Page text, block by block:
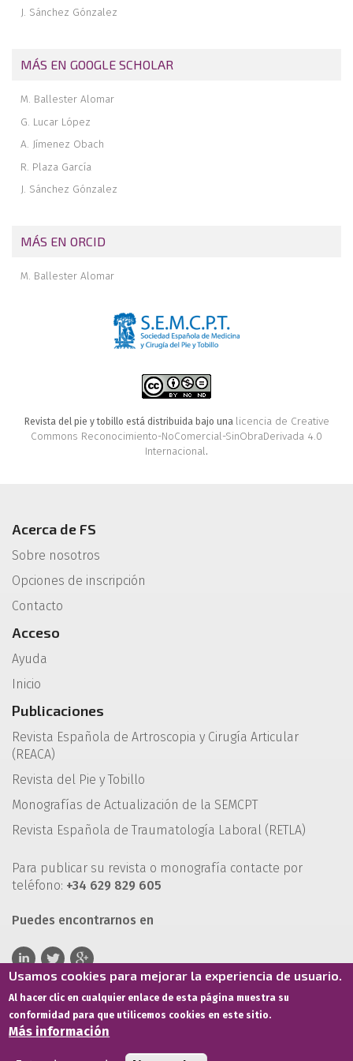
J. Sánchez Gónzalez
MÁS EN GOOGLE SCHOLAR
M. Ballester Alomar
G. Lucar López
A. Jímenez Obach
R. Plaza García
J. Sánchez Gónzalez
MÁS EN ORCID
M. Ballester Alomar
Revista del pie y tobillo está distribuida bajo una licencia de Creative
Commons Reconocimiento-NoComercial-SinObraDerivada 4.0
Internacional.
Acerca de FS
Sobre nosotros
Opciones de inscripción
Contacto
Acceso
Ayuda
Inicio
Publicaciones
Revista Española de Artroscopia y Cirugía Articular
(REACA)
Revista del Pie y Tobillo
Monografías de Actualización de la SEMCPT
Revista Española de Traumatología Laboral (RETLA)
Para publicar su revista o monografía contacte por
teléfono: +34 629 829 605
Puedes encontrarnos en
Usamos cookies para mejorar la experiencia de usuario.
Al hacer clic en cualquier enlace de esta página muestra su
conformidad para que utilicemos cookies en este sitio.
Más información